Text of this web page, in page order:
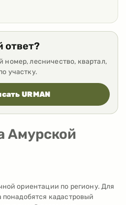
номер, лесничество, квартал,
участку.
URMAN
Амурской
ориентации по региону. Для
кадастровый